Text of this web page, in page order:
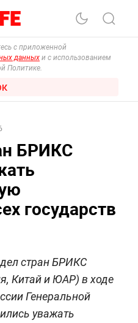
с приложенной
данных и с использованием
Политике.
БРИКС
государств
стран БРИКС
Китай и ЮАР) в ходе
Генеральной
уважать